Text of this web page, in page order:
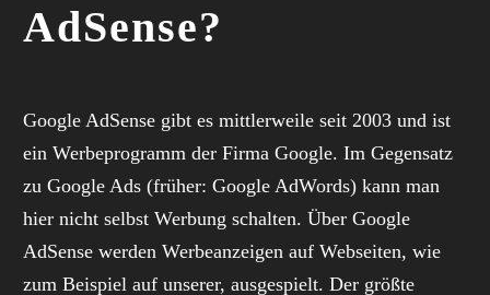
AdSense?
Google AdSense gibt es mittlerweile seit 2003 und ist
ein Werbeprogramm der Firma Google. Im Gegensatz
zu Google Ads (früher: Google AdWords) kann man
hier nicht selbst Werbung schalten. Über Google
AdSense werden Werbeanzeigen auf Webseiten, wie
zum Beispiel auf unserer, ausgespielt. Der größte